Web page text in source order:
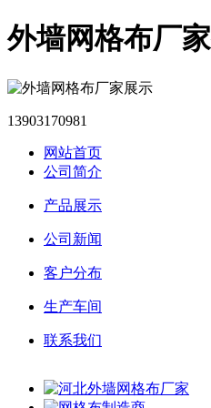
外墙网格布厂
13903170981
网站首页
公司简介
产品展示
公司新闻
客户分布
生产车间
联系我们